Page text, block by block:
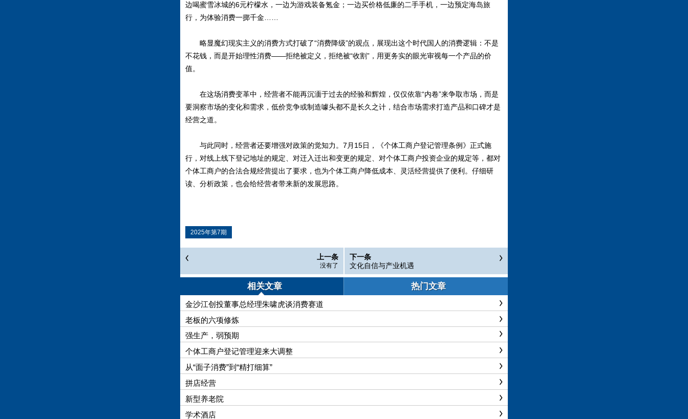
边喝蜜雪冰城的6元柠檬水，一边为游戏装备氪金；一边买价格低廉的二手手机，一边预定海岛旅
行，为体验消费一掷千金……
略显魔幻现实主义的消费方式打破了“消费降级”的观点，展现出这个时代国人的消费逻辑：不是
不花钱，而是开始理性消费——拒绝被定义，拒绝被“收割”，用更务实的眼光审视每一个产品的价
值。
在这场消费变革中，经营者不能再沉湎于过去的经验和辉煌，仅仅依靠“内卷”来争取市场，而是
要洞察市场的变化和需求，低价竞争或制造噱头都不是长久之计，结合市场需求打造产品和口碑才是
经营之道。
与此同时，经营者还要增强对政策的觉知力。7月15日，《个体工商户登记管理条例》正式施
行，对线上线下登记地址的规定、对迁入迁出和变更的规定、对个体工商户投资企业的规定等，都对
个体工商户的合法合规经营提出了要求，也为个体工商户降低成本、灵活经营提供了便利。仔细研
读、分析政策，也会给经营者带来新的发展思路。
2025年第7期
上一条
没有了
下一条
文化自信与产业机遇
相关文章 热门文章
金沙江创投董事总经理朱啸虎谈消费赛道
老板的六项修炼
强生产，弱预期
个体工商户登记管理迎来大调整
从“面子消费”到“精打细算”
拼店经营
新型养老院
学术酒店